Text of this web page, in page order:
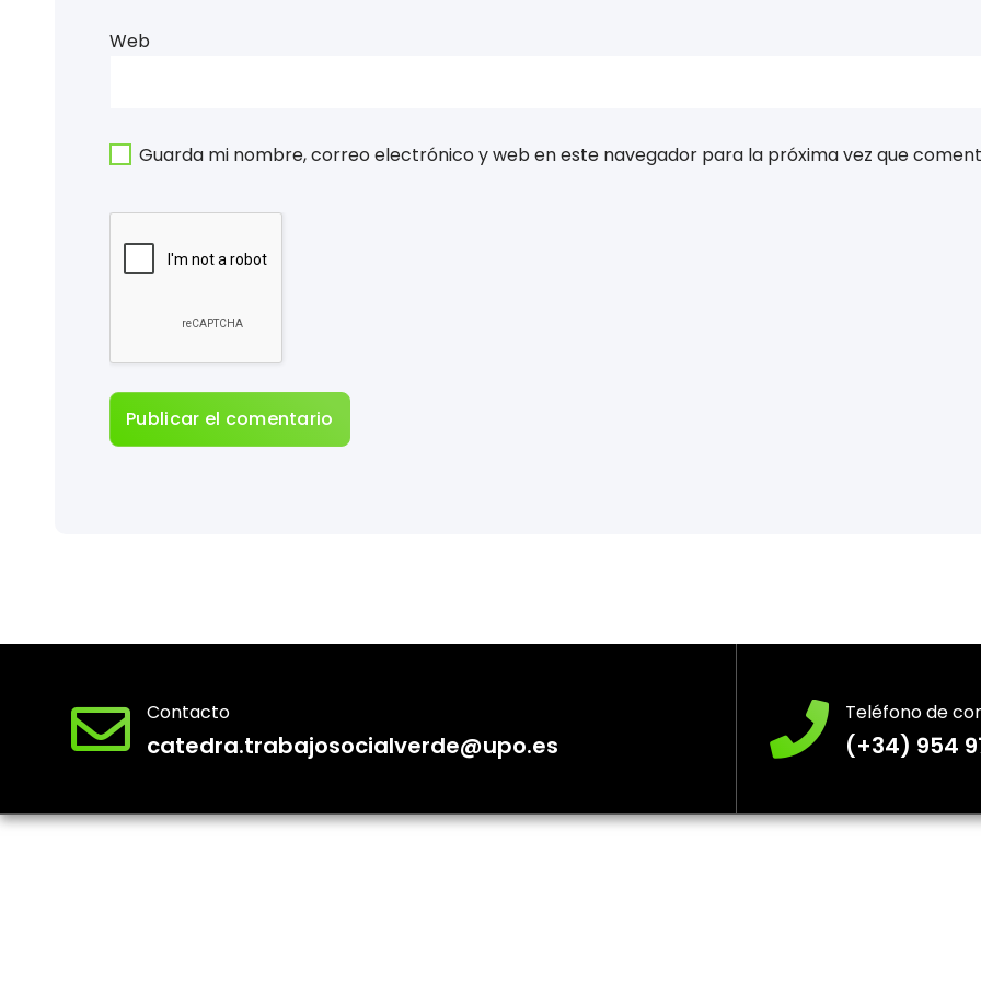
Web
Guarda mi nombre, correo electrónico y web en este navegador para la próxima vez que
Contacto
catedra.trabajosocialverde@upo.es
Teléfono de
(+34) 954